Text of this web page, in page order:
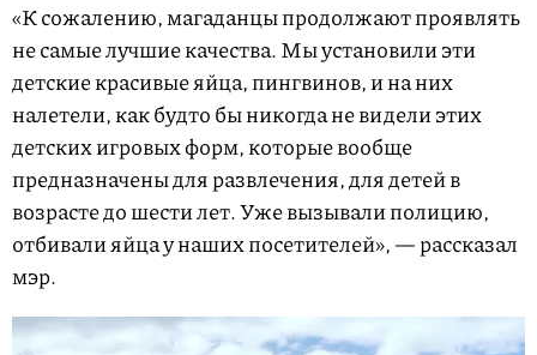
«К сожалению, магаданцы продолжают проявлять
не самые лучшие качества. Мы установили эти
детские красивые яйца, пингвинов, и на них
налетели, как будто бы никогда не видели этих
детских игровых форм, которые вообще
предназначены для развлечения, для детей в
возрасте до шести лет. Уже вызывали полицию,
отбивали яйца у наших посетителей», — рассказал
мэр.